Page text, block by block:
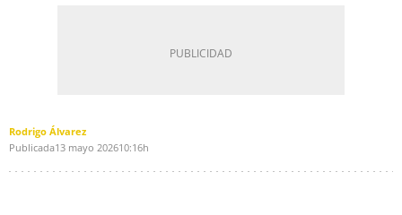
Rodrigo Álvarez
Publicada13 mayo 202610:16h